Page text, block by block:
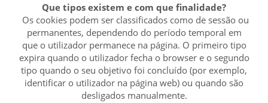
Que tipos existem e com que finalidade?
Os cookies podem ser classificados como de sessão ou
permanentes, dependendo do período temporal em
que o utilizador permanece na página. O primeiro tipo
expira quando o utilizador fecha o browser e o segundo
tipo quando o seu objetivo foi concluído (por exemplo,
identificar o utilizador na página web) ou quando são
desligados manualmente.